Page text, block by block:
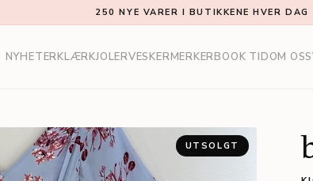
250 NYE VARER I BUTIKKENE HVER DAG
NYHETERKLÆRKJOLERVESKERMERKERBOOK TIDOM OSS
UTSOLGT